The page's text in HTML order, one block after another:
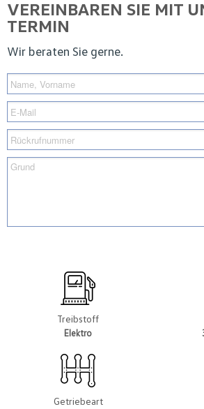
VEREINBAREN SIE MIT
TERMIN
Wir beraten Sie gerne.
Treibstoff
Elektro
Getriebeart